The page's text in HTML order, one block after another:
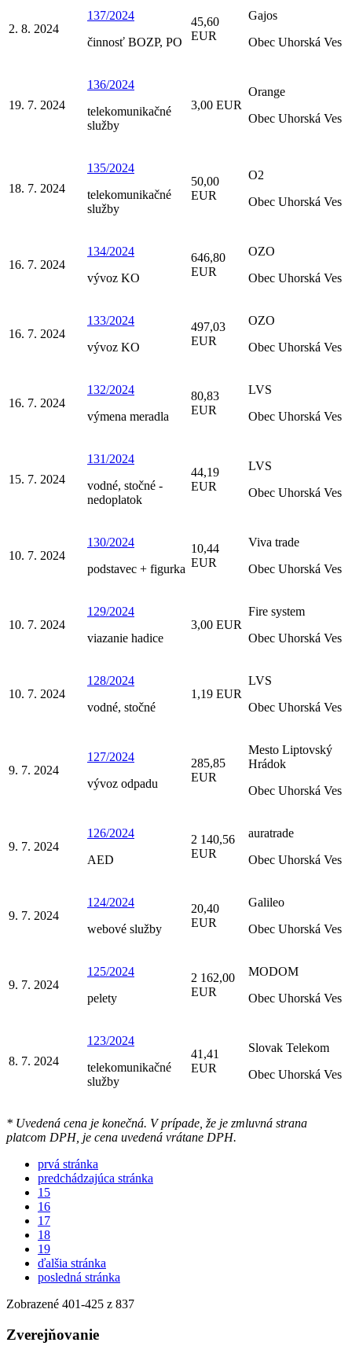
2. 8. 2024
137/2024
činnosť BOZP, PO
45,60
EUR
Gajos
Obec Uhorská Ves
19. 7. 2024
136/2024
telekomunikačné
služby
3,00 EUR
Orange
Obec Uhorská Ves
18. 7. 2024
135/2024
telekomunikačné
služby
50,00
EUR
O2
Obec Uhorská Ves
16. 7. 2024
134/2024
vývoz KO
646,80
EUR
OZO
Obec Uhorská Ves
16. 7. 2024
133/2024
vývoz KO
497,03
EUR
OZO
Obec Uhorská Ves
16. 7. 2024
132/2024
výmena meradla
80,83
EUR
LVS
Obec Uhorská Ves
15. 7. 2024
131/2024
vodné, stočné -
nedoplatok
44,19
EUR
LVS
Obec Uhorská Ves
10. 7. 2024
130/2024
podstavec + figurka
10,44
EUR
Viva trade
Obec Uhorská Ves
10. 7. 2024
129/2024
viazanie hadice
3,00 EUR
Fire system
Obec Uhorská Ves
10. 7. 2024
128/2024
vodné, stočné
1,19 EUR
LVS
Obec Uhorská Ves
9. 7. 2024
127/2024
vývoz odpadu
285,85
EUR
Mesto Liptovský
Hrádok
Obec Uhorská Ves
9. 7. 2024
126/2024
AED
2 140,56
EUR
auratrade
Obec Uhorská Ves
9. 7. 2024
124/2024
webové služby
20,40
EUR
Galileo
Obec Uhorská Ves
9. 7. 2024
125/2024
pelety
2 162,00
EUR
MODOM
Obec Uhorská Ves
8. 7. 2024
123/2024
telekomunikačné
služby
41,41
EUR
Slovak Telekom
Obec Uhorská Ves
* Uvedená cena je konečná. V prípade, že je zmluvná strana
platcom DPH, je cena uvedená vrátane DPH.
prvá stránka
predchádzajúca stránka
15
16
17
18
19
ďalšia stránka
posledná stránka
Zobrazené 401-425 z 837
Zverejňovanie